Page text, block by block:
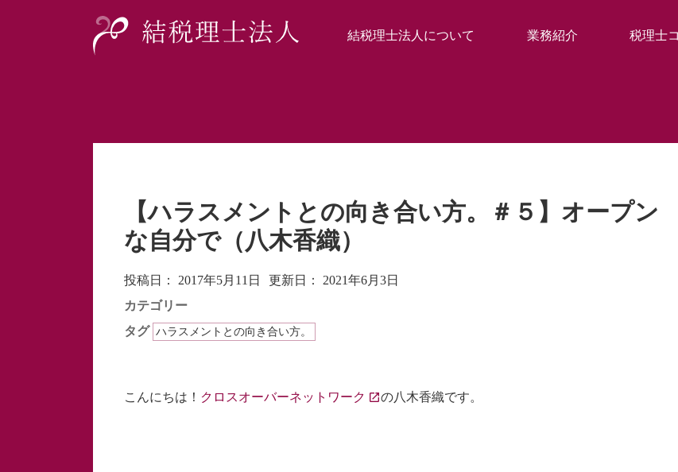
結税理士法人について 業務紹介 税理士
【ハラスメントとの向き合い方。＃５】オープン
な自分で（八木香織）
投稿日： 2017年5月11日 更新日：
2021年6月3日
カテゴリー
タグ ハラスメントとの向き合い方。
こんにちは！ クロスオーバーネットワーク の八木香織です。